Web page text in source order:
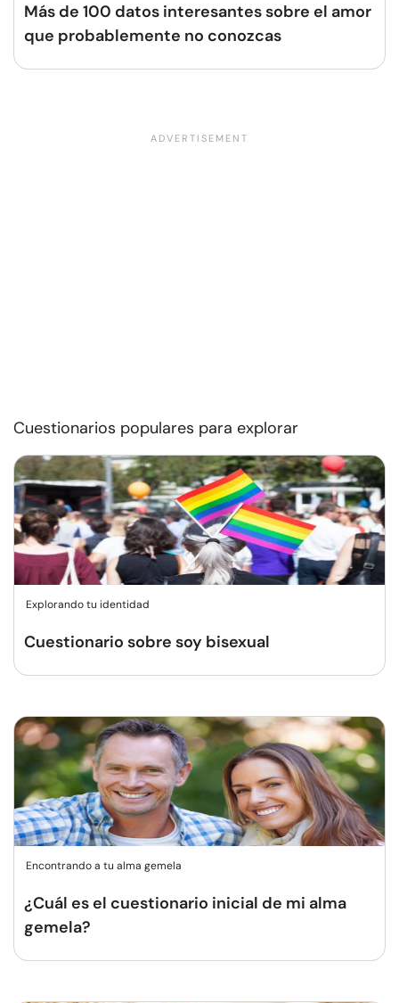
Más de 100 datos interesantes sobre el amor
que probablemente no conozcas
Cuestionarios populares para explorar
Explorando tu identidad
Cuestionario sobre soy bisexual
Encontrando a tu alma gemela
¿Cuál es el cuestionario inicial de mi alma
gemela?